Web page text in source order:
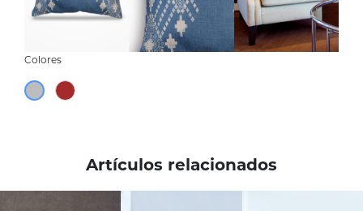
Artículos relacionados
Colores